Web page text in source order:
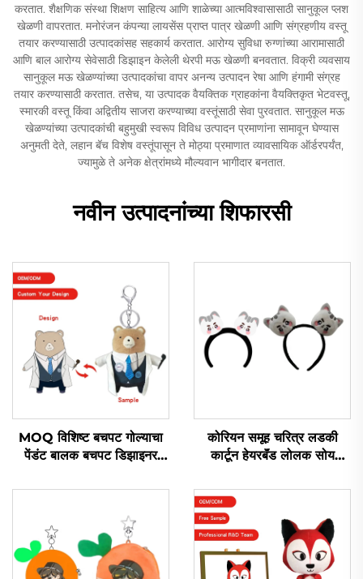
करतात. शैक्षणिक संस्था शिक्षण साहित्य आणि शाळेच्या आत्मविश्वासासाठी सानुकूल प्लश
खेळणी वापरतात. मनोरंजन कंपन्या लायसेंस प्राप्त पात्र खेळणी आणि संग्रहणीय वस्तू
तयार करण्यासाठी उत्पादकांसह सहकार्य करतात. आरोग्य सुविधा रुग्णांच्या आरामासाठी
आणि बाल आरोग्य सेवेसाठी डिझाइन केलेली थेरपी मऊ खेळणी बनवतात. विक्री व्यवसाय
सानुकूल मऊ खेळण्यांच्या उत्पादकांचा वापर अनन्य उत्पादन रेषा आणि हंगामी संग्रह
तयार करण्यासाठी करतात. तसेच, या उत्पादक वैयक्तिक ग्राहकांना वैयक्तिकृत भेटवस्तू,
स्मारकी वस्तू किंवा अद्वितीय साजरा करण्याच्या वस्तूंसाठी सेवा पुरवतात. सानुकूल मऊ
खेळण्यांच्या उत्पादकांची बहुमुखी स्वरूप विविध उत्पादन प्रमाणांना सामावून घेण्यास
अनुमती देते, लहान बॅच विशेष वस्तूंपासून ते मोठ्या प्रमाणात व्यावसायिक ऑर्डरपर्यंत,
ज्यामुळे ते अनेक क्षेत्रांमध्ये मौल्यवान भागीदार बनतात.
नवीन उत्पादनांच्या शिफारसी
MOQ विशिष्ट बचपट गोल्याचा
पेंडंट बालक बचपट डिझाइनर
खेळण्याचा कीचन
कोरियन समूह चरित्र लडकी
कार्टून हेयरबॅंड लोलक सोय